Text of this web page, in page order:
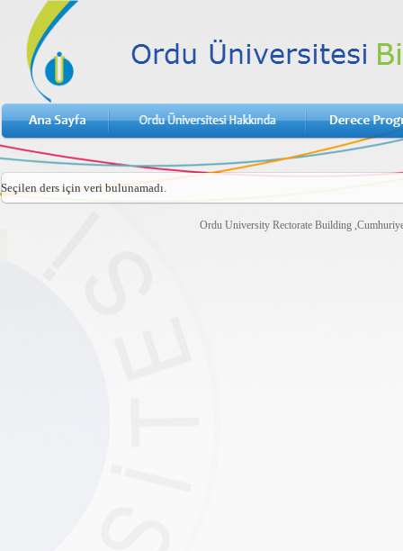
Seçilen ders için veri bulunamadı.
Ordu University Rectorate Building